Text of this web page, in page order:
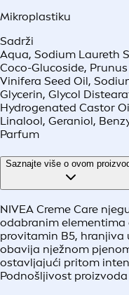
Mikroplastiku
Sadrži
Aqua, Sodium Laureth
Coco-Glucoside,
Vinifera Seed Oil,
Glycerin, Glycol
Hydrogenated Castor
Linalool, Geraniol,
Parfum
Saznajte više o ovom
NIVEA Creme Care
odabranim elementima
provitamin B5, hranjiva
obavija nježnom
ostavljajući pritom
Podnošljivost